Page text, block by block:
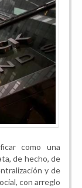
como una
de hecho, de
y de
con arreglo